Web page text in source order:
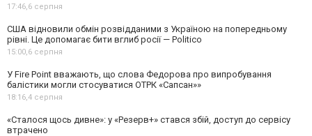
17:46,6 серпня
США відновили обмін розвідданими з Україною на попередньому
рівні. Це допомагає бити вглиб росії — Politico
15:00,6 серпня
У Fire Point вважають, що слова Федорова про випробування
балістики могли стосуватися ОТРК «Сапсан»»
18:16,4 серпня
«Сталося щось дивне»: у «Резерв+» стався збій, доступ до сервісу
втрачено